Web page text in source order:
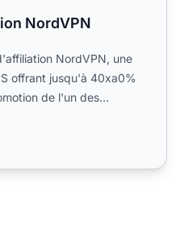
NordVPN
NordVPN, une
offrant jusqu'à 40xa0%
de l'un des